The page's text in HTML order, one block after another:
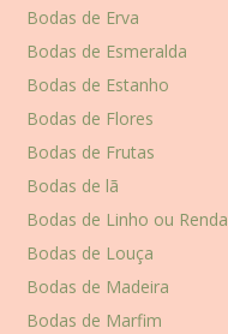
Bodas de Erva
Bodas de Esmeralda
Bodas de Estanho
Bodas de Flores
Bodas de Frutas
Bodas de lã
Bodas de Linho ou Renda
Bodas de Louça
Bodas de Madeira
Bodas de Marfim